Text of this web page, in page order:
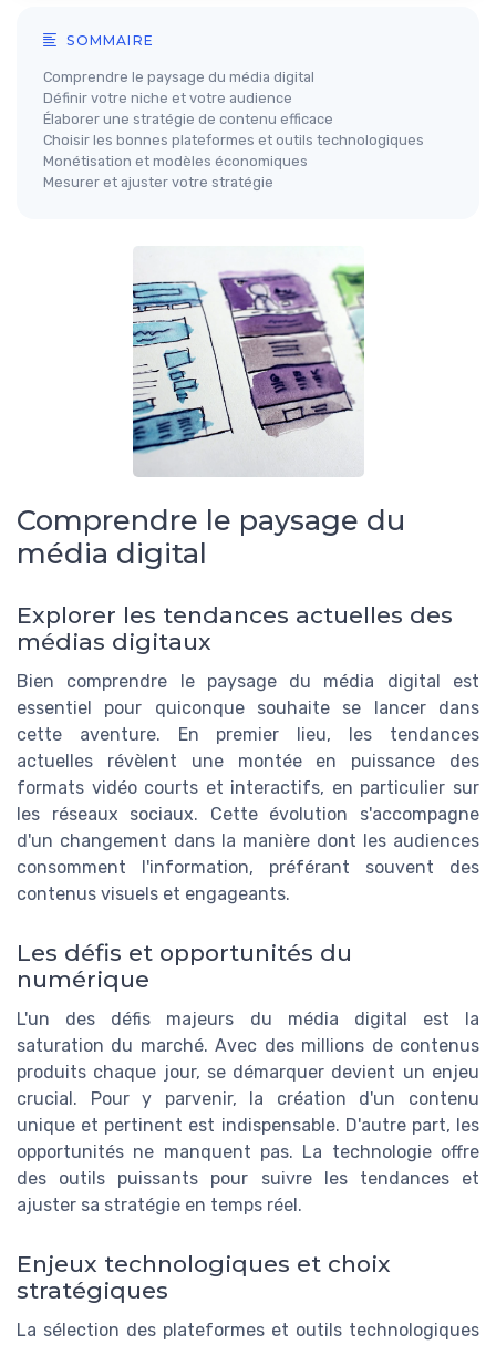
SOMMAIRE
Comprendre le paysage du média digital
Définir votre niche et votre audience
Élaborer une stratégie de contenu efficace
Choisir les bonnes plateformes et outils technologiques
Monétisation et modèles économiques
Mesurer et ajuster votre stratégie
Comprendre le paysage du
média digital
Explorer les tendances actuelles des
médias digitaux
Bien comprendre le paysage du média digital est
essentiel pour quiconque souhaite se lancer dans
cette aventure. En premier lieu, les tendances
actuelles révèlent une montée en puissance des
formats vidéo courts et interactifs, en particulier sur
les réseaux sociaux. Cette évolution s'accompagne
d'un changement dans la manière dont les audiences
consomment l'information, préférant souvent des
contenus visuels et engageants.
Les défis et opportunités du
numérique
L'un des défis majeurs du média digital est la
saturation du marché. Avec des millions de contenus
produits chaque jour, se démarquer devient un enjeu
crucial. Pour y parvenir, la création d'un contenu
unique et pertinent est indispensable. D'autre part, les
opportunités ne manquent pas. La technologie offre
des outils puissants pour suivre les tendances et
ajuster sa stratégie en temps réel.
Enjeux technologiques et choix
stratégiques
La sélection des plateformes et outils technologiques